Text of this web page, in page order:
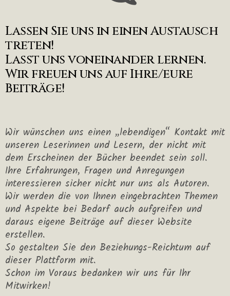
Lassen Sie uns in einen Austausch
treten!
Lasst uns voneinander lernen.
Wir freuen uns auf Ihre/eure
Beiträge!
Wir wünschen uns einen „lebendigen“ Kontakt mit
unseren Leserinnen und Lesern, der nicht mit
dem Erscheinen der Bücher beendet sein soll.
Ihre Erfahrungen, Fragen und Anregungen
interessieren sicher nicht nur uns als Autoren.
Wir werden die von Ihnen eingebrachten Themen
und Aspekte bei Bedarf auch aufgreifen und
daraus eigene Beiträge auf dieser Website
erstellen.
So gestalten Sie den Beziehungs-Reichtum auf
dieser Plattform mit.
Schon im Voraus bedanken wir uns für Ihr
Mitwirken!